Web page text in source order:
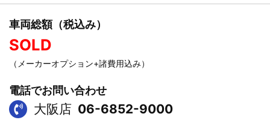
車両総額（税込み）
SOLD
（メーカーオプション+諸費用込み）
電話でお問い合わせ
大阪店 06-6852-9000